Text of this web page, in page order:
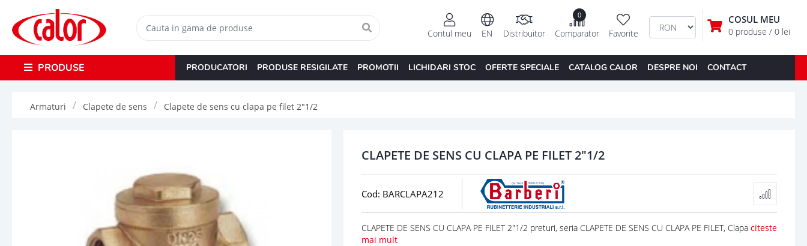
COSUL MEU
0 produse / 0 lei
Favorite
0
Comparator
Distribuitor
EN
Contul meu
PRODUSE PRODUCATORI PRODUSE RESIGILATE PROMOTII LICHIDARI STOC OFERTE SPECIALE CATALOG CALOR DESPRE NOI CONTACT
Armaturi Clapete de sens Clapete de sens cu clapa pe filet 2"1/2
CLAPETE DE SENS CU CLAPA PE FILET 2"1/2
Cod: BARCLAPA212
CLAPETE DE SENS CU CLAPA PE FILET 2"1/2 preturi, seria CLAPETE DE SENS CU CLAPA PE FILET, Clapa citeste
mai mult